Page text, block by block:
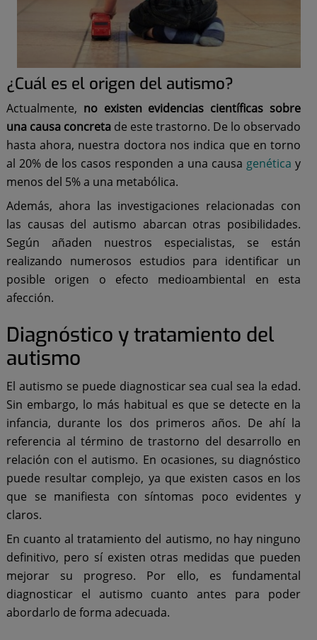
¿Cuál es el origen del autismo?
Actualmente, no existen evidencias científicas sobre
una causa concretade este trastorno. De lo observado
hasta ahora, nuestra doctora nos indica que en torno
al 20% de los casos responden a una causa genética y
menos del 5% a una metabólica.
Además, ahora las investigaciones relacionadas con
las causas del autismo abarcan otras posibilidades.
Según añaden nuestros especialistas, se están
realizando numerosos estudios para identificar un
posible origen o efecto medioambiental en esta
afección.
Diagnóstico y tratamiento del
autismo
El autismo se puede diagnosticar sea cual sea la edad.
Sin embargo, lo más habitual es que se detecte en la
infancia, durante los dos primeros años. De ahí la
referencia al término de trastorno del desarrollo en
relación con el autismo. En ocasiones, su diagnóstico
puede resultar complejo, ya que existen casos en los
que se manifiesta con síntomas poco evidentes y
claros.
En cuanto al tratamiento del autismo, no hay ninguno
definitivo, pero sí existen otras medidas que pueden
mejorar su progreso. Por ello, es fundamental
diagnosticar el autismo cuanto antes para poder
abordarlo de forma adecuada.